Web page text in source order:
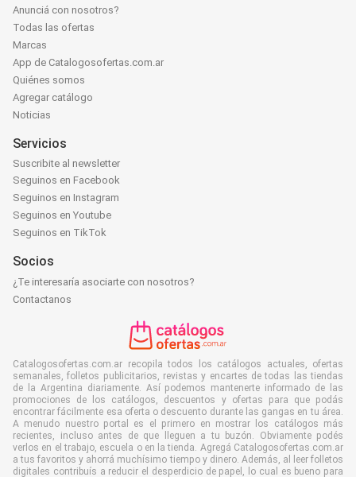
Anunciá con nosotros?
Todas las ofertas
Marcas
App de Catalogosofertas.com.ar
Quiénes somos
Agregar catálogo
Noticias
Servicios
Suscribite al newsletter
Seguinos en Facebook
Seguinos en Instagram
Seguinos en Youtube
Seguinos en TikTok
Socios
¿Te interesaría asociarte con nosotros?
Contactanos
Catalogosofertas.com.ar recopila todos los catálogos actuales, ofertas
semanales, folletos publicitarios, revistas y encartes de todas las tiendas
de la Argentina diariamente. Así podemos mantenerte informado de las
promociones de los catálogos, descuentos y ofertas para que podás
encontrar fácilmente esa oferta o descuento durante las gangas en tu área.
A menudo nuestro portal es el primero en mostrar los catálogos más
recientes, incluso antes de que lleguen a tu buzón. Obviamente podés
verlos en el trabajo, escuela o en la tienda. Agregá Catalogosofertas.com.ar
a tus favoritos y ahorrá muchísimo tiempo y dinero. Además, al leer folletos
digitales contribuís a reducir el desperdicio de papel, lo cual es bueno para